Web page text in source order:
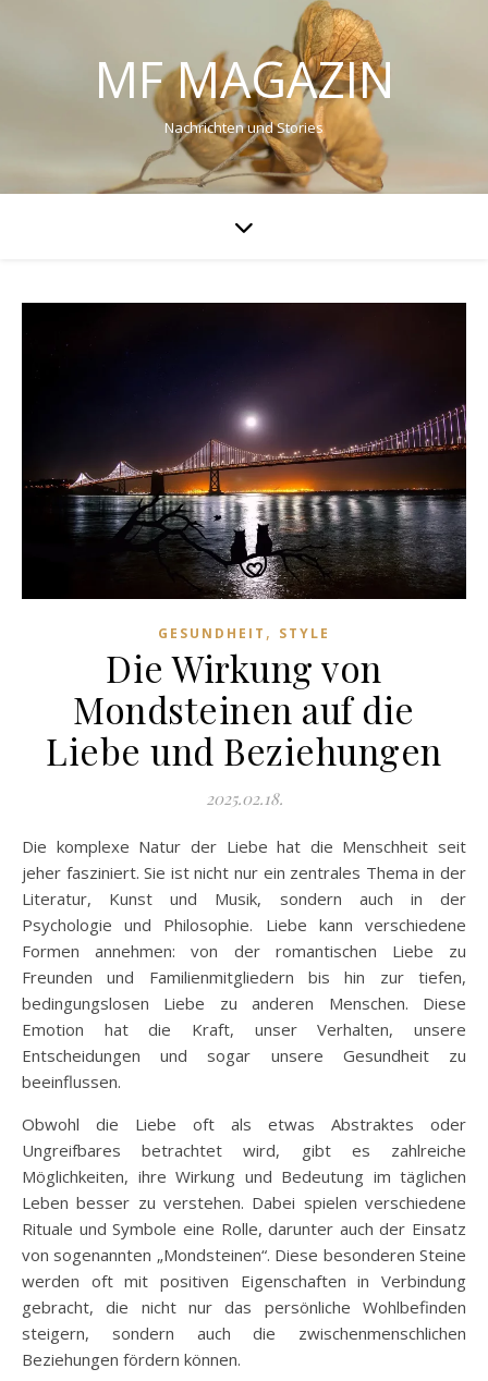
MF MAGAZIN
Nachrichten und Stories
GESUNDHEIT , STYLE
Die Wirkung von
Mondsteinen auf die
Liebe und Beziehungen
2025.02.18.
Die komplexe Natur der Liebe hat die Menschheit seit
jeher fasziniert. Sie ist nicht nur ein zentrales Thema in der
Literatur, Kunst und Musik, sondern auch in der
Psychologie und Philosophie. Liebe kann verschiedene
Formen annehmen: von der romantischen Liebe zu
Freunden und Familienmitgliedern bis hin zur tiefen,
bedingungslosen Liebe zu anderen Menschen. Diese
Emotion hat die Kraft, unser Verhalten, unsere
Entscheidungen und sogar unsere Gesundheit zu
beeinflussen.
Obwohl die Liebe oft als etwas Abstraktes oder
Ungreifbares betrachtet wird, gibt es zahlreiche
Möglichkeiten, ihre Wirkung und Bedeutung im täglichen
Leben besser zu verstehen. Dabei spielen verschiedene
Rituale und Symbole eine Rolle, darunter auch der Einsatz
von sogenannten „Mondsteinen“. Diese besonderen Steine
werden oft mit positiven Eigenschaften in Verbindung
gebracht, die nicht nur das persönliche Wohlbefinden
steigern, sondern auch die zwischenmenschlichen
Beziehungen fördern können.